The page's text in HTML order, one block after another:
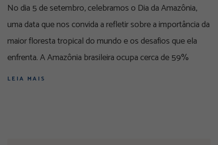
No dia 5 de setembro, celebramos o Dia da Amazônia,
uma data que nos convida a refletir sobre a importância da
maior floresta tropical do mundo e os desafios que ela
enfrenta. A Amazônia brasileira ocupa cerca de 59%
LEIA MAIS